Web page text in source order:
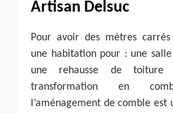
Artisan Delsuc
Pour avoir des mètres carrés
une habitation pour : une
une rehausse de toiture
transformation en
l’aménagement de comble est